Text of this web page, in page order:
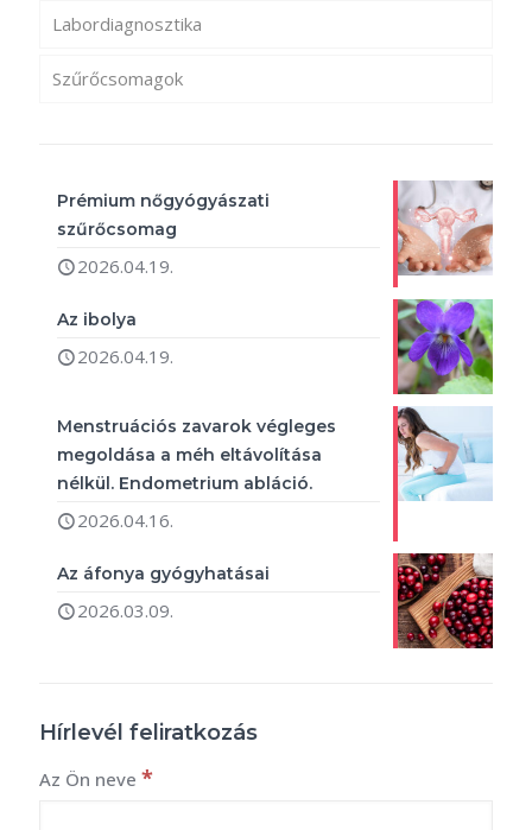
Labordiagnosztika
Szűrőcsomagok
Prémium nőgyógyászati
szűrőcsomag
2026.04.19.
Az ibolya
2026.04.19.
Menstruációs zavarok végleges
megoldása a méh eltávolítása
nélkül. Endometrium abláció.
2026.04.16.
Az áfonya gyógyhatásai
2026.03.09.
Hírlevél feliratkozás
Az Ön neve *